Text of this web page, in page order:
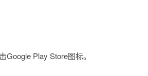
Play Store图标。